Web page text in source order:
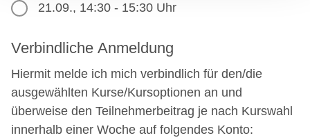
21.09., 14:30 - 15:30 Uhr
Verbindliche Anmeldung
Hiermit melde ich mich verbindlich für den/die
ausgewählten Kurse/Kursoptionen an und
überweise den Teilnehmerbeitrag je nach Kurswahl
innerhalb einer Woche auf folgendes Konto: